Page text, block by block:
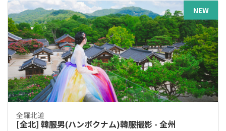
NEW
全羅北道
[全北] 韓服男(ハンボクナム)韓服撮影 - 全州